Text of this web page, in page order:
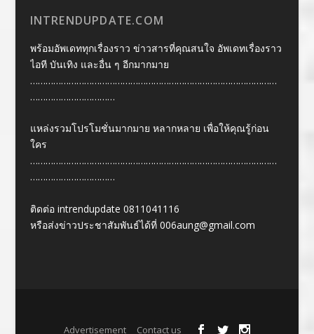
INTRENDUPDATE.COM
พร้อมอัพเดททุกเรื่องราว ข่าวสารที่คุณสนใจ อัพเดทเรื่องราว
ไอที บันเทิง และอื่น ๆ อีกมากมาย
……………………………………………………………………………………
……………………………
แหล่งรวมโปรโมชั่นมากมาย หลากหลาย เพื่อให้คุณรู้ก่อน
ใคร
……………………………………………………………………………………
……………………………
ติดต่อ intrendupdate 0811041116
หรือส่งข่าวประชาสัมพันธ์ได้ที่ 006aung@gmail.com
Advertisement Contact us